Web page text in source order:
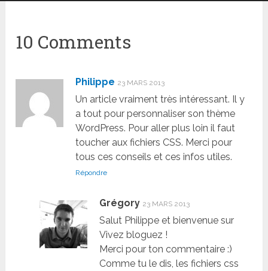
10 Comments
Philippe 23 MARS 2013
Un article vraiment très intéressant. Il y
a tout pour personnaliser son thème
WordPress. Pour aller plus loin il faut
toucher aux fichiers CSS. Merci pour
tous ces conseils et ces infos utiles.
Répondre
Grégory 23 MARS 2013
Salut Philippe et bienvenue sur
Vivez bloguez !
Merci pour ton commentaire :)
Comme tu le dis, les fichiers css